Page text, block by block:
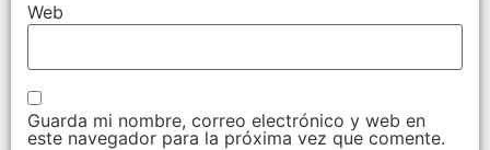
Web
Guarda mi nombre, correo electrónico y web en
este navegador para la próxima vez que comente.